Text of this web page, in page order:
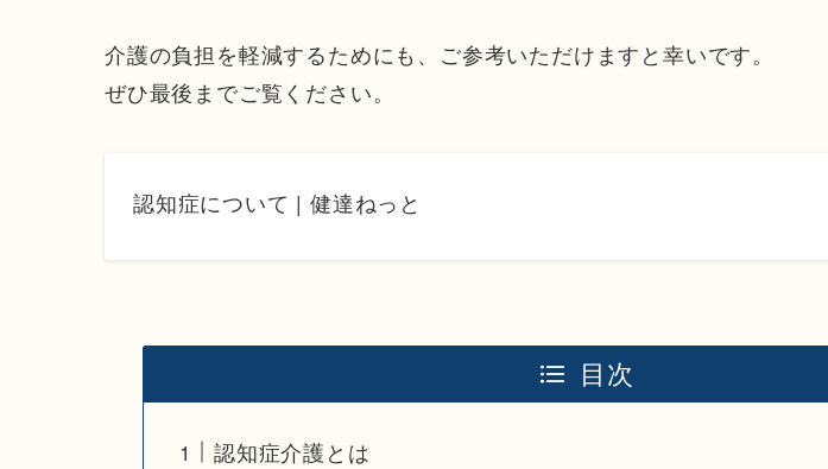
介護の負担を軽減するためにも、ご参考いただけますと幸いです。
ぜひ最後までご覧ください。
認知症について | 健達ねっと
目次
認知症介護とは